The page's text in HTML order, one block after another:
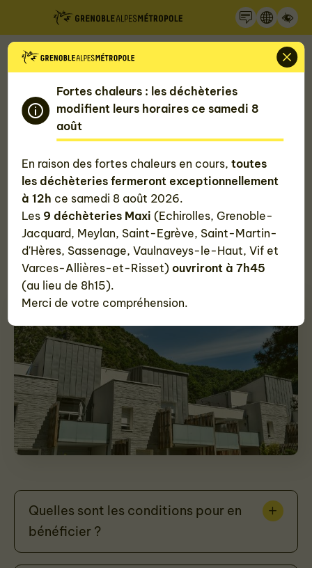
Panneau de gestion des cookies
Fortes chaleurs : les déchèteries
modifient leurs horaires ce samedi 8
août
En raison des fortes chaleurs en cours,toutes
les déchèteries fermeront exceptionnellement
à 12h ce samedi 8 août 2026.
Les 9 déchèteries Maxi (Echirolles, Grenoble-
Jacquard, Meylan, Saint-Egrève, Saint-Martin-
d'Hères, Sassenage, Vaulnaveys-le-Haut, Vif et
Varces-Allières-et-Risset) ouvriront à 7h45
(au lieu de 8h15).
Merci de votre compréhension.
Accueil
Mon quotidien, ma Métropole
Me loger et améliorer mon logement
Me renseigner sur l'assurance
Afin d’aider les locataires du territoire à assurer leur
logement, la Métropole grenobloise a négocié une
assurance multirisques habitation à un tarif
préférentiel auprès du groupe VYV Conseil. Celle-ci
est accessible à tous les locataires sous conditions
de ressources.
Quelles sont les conditions pour en
bénéficier ?